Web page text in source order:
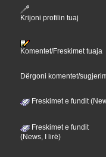
Krijoni profilin tuaj
Komentet/Freskimet tuaja
Dërgoni komentet/
Freskimet e fundit
Freskimet e fundit
(News, I lirë)